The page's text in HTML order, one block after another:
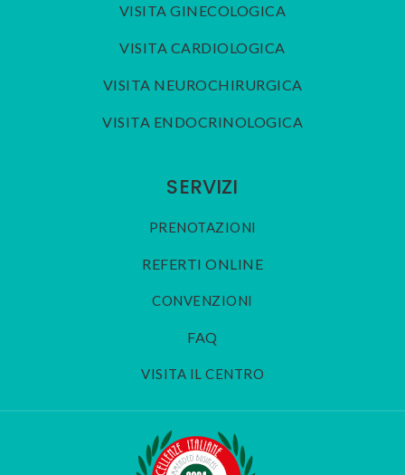
VISITA GINECOLOGICA
VISITA CARDIOLOGICA
VISITA NEUROCHIRURGICA
VISITA ENDOCRINOLOGICA
SERVIZI
PRENOTAZIONI
REFERTI ONLINE
CONVENZIONI
FAQ
VISITA IL CENTRO